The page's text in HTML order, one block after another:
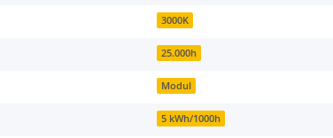
3000K
25.000h
Modul
5 kWh/1000h